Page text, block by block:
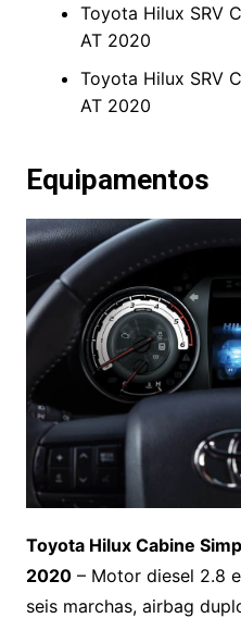
Toyota Hilux SRV
AT 2020
Toyota Hilux SRV
AT 2020
Equipamentos
Toyota Hilux Cabine
2020– Motor diesel 2.8
seis marchas, airbag